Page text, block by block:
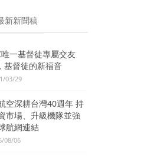
新新聞稿
唯一基督徒專屬交友
基督徒的新福音
03/29
空深耕台灣40週年 持
市場、升級機隊並強
航網連結
08/06